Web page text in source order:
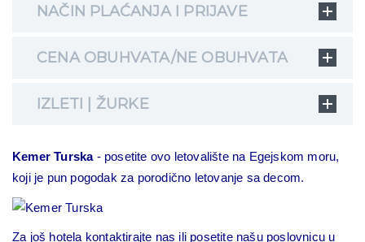
NAČIN PLAĆANJA I PRIJAVE
CENA OBUHVATA/NE OBUHVATA
IZLETI | ŽURKE
Kemer Turska- posetite ovo letovalište na Egejskom moru,
koji je pun pogodak za porodično letovanje sa decom.
Za još hotela kontaktirajte nas ili posetite našu poslovnicu u